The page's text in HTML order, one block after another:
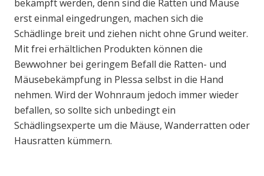
bekämpft werden, denn sind die Ratten und Mäuse
erst einmal eingedrungen, machen sich die
Schädlinge breit und ziehen nicht ohne Grund weiter.
Mit frei erhältlichen Produkten können die
Bewwohner bei geringem Befall die Ratten- und
Mäusebekämpfung in Plessa selbst in die Hand
nehmen. Wird der Wohnraum jedoch immer wieder
befallen, so sollte sich unbedingt ein
Schädlingsexperte um die Mäuse, Wanderratten oder
Hausratten kümmern.